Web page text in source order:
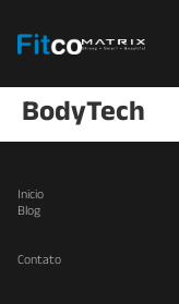
BodyTech
Inicio
Blog
Contato